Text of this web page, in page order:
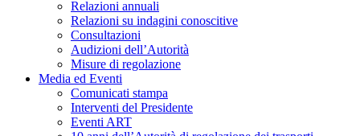
Relazioni annuali
Relazioni su indagini conoscitive
Consultazioni
Audizioni dell’Autorità
Misure di regolazione
Media ed Eventi
Comunicati stampa
Interventi del Presidente
Eventi ART